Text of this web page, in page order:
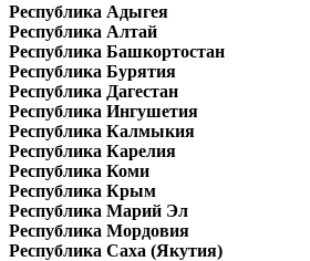
Республика Адыгея
Республика Алтай
Республика Башкортостан
Республика Бурятия
Республика Дагестан
Республика Ингушетия
Республика Калмыкия
Республика Карелия
Республика Коми
Республика Крым
Республика Марий Эл
Республика Мордовия
Республика Саха (Якутия)